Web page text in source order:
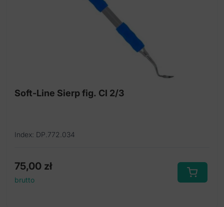
Soft-Line Sierp fig. CI 2/3
Index: DP.772.034
75,00 zł
brutto